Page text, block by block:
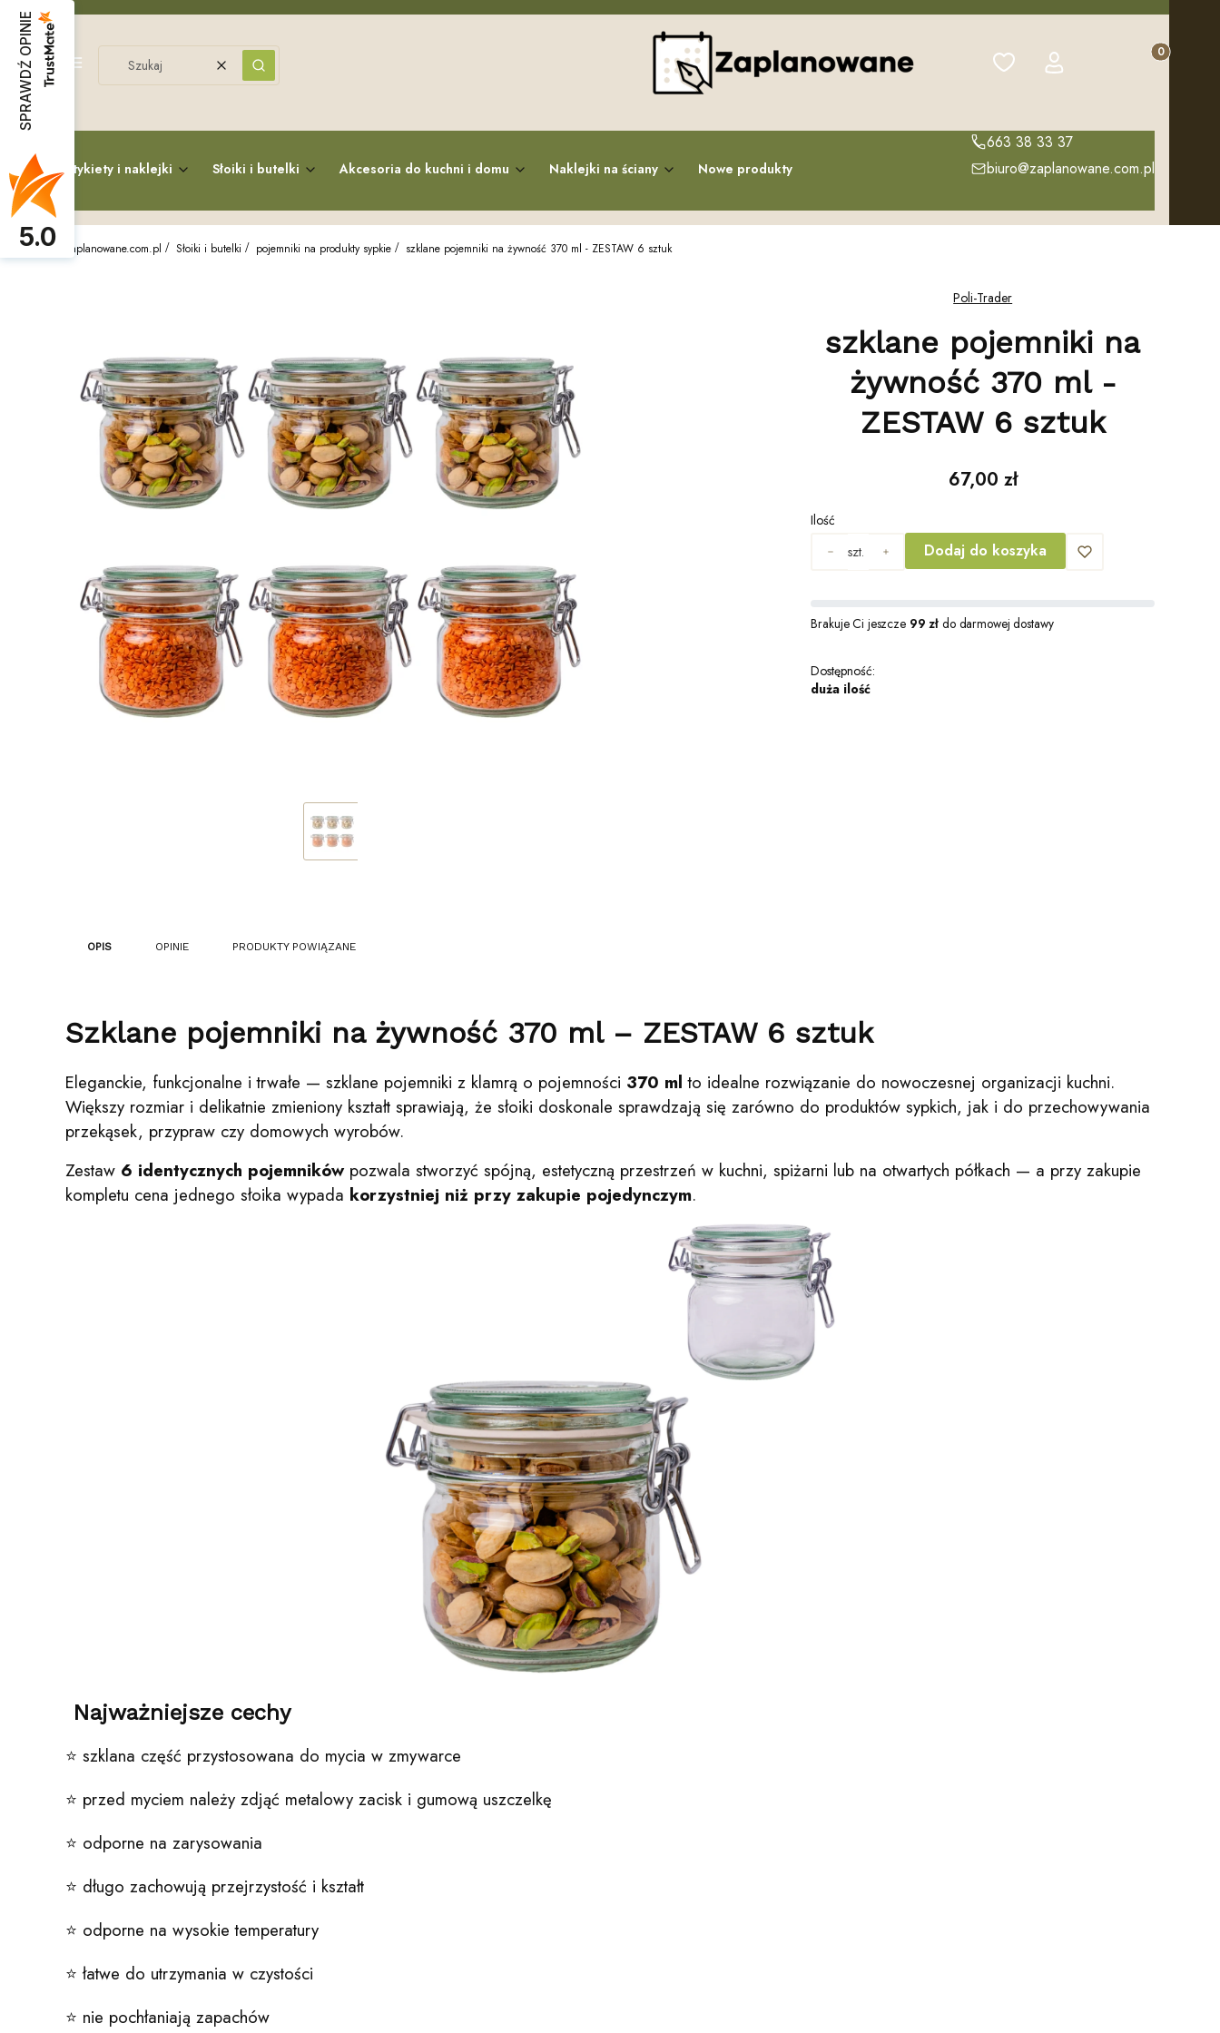
Menu
WyczyśćSzukaj
Ulubione Zaloguj się Produkty w
Koszyk
Etykiety i naklejki Słoiki i butelki Akcesoria do kuchni i domu Naklejki na ściany Nowe produkty
663 38 33 37
biuro@zaplanowane.com.pl
zaplanowane.com.pl Słoiki i butelki pojemniki na produkty sypkie szklane pojemniki na żywność 370 ml - ZESTAW 6 sztuk
Poli-Trader
szklane pojemniki na
żywność 370 ml -
ZESTAW 6 sztuk
Cena
67,00 zł
Ilość
szt.
Dodaj do koszyka
Brakuje Ci jeszcze 99 zł do darmowej dostawy
Dostępność:
duża ilość
OPIS OPINIE PRODUKTY POWIĄZANE
Szklane pojemniki na żywność 370 ml – ZESTAW 6 sztuk
Eleganckie, funkcjonalne i trwałe — szklane pojemniki z klamrą o pojemności 370 ml to idealne rozwiązanie do nowoczesnej organizacji kuchni.
Większy rozmiar i delikatnie zmieniony kształt sprawiają, że słoiki doskonale sprawdzają się zarówno do produktów sypkich, jak i do przechowywania
przekąsek, przypraw czy domowych wyrobów.
Zestaw 6 identycznych pojemnikówpozwala stworzyć spójną, estetyczną przestrzeń w kuchni, spiżarni lub na otwartych półkach — a przy zakupie
kompletu cena jednego słoika wypada korzystniej niż przy zakupie pojedynczym.
Najważniejsze cechy
⭐️ szklana część przystosowana do mycia w zmywarce
⭐️ przed myciem należy zdjąć metalowy zacisk i gumową uszczelkę
⭐️ odporne na zarysowania
⭐️ długo zachowują przejrzystość i kształt
⭐️ odporne na wysokie temperatury
⭐️ łatwe do utrzymania w czystości
⭐️ nie pochłaniają zapachów
SPRAWDŹ OPINIE
5.0